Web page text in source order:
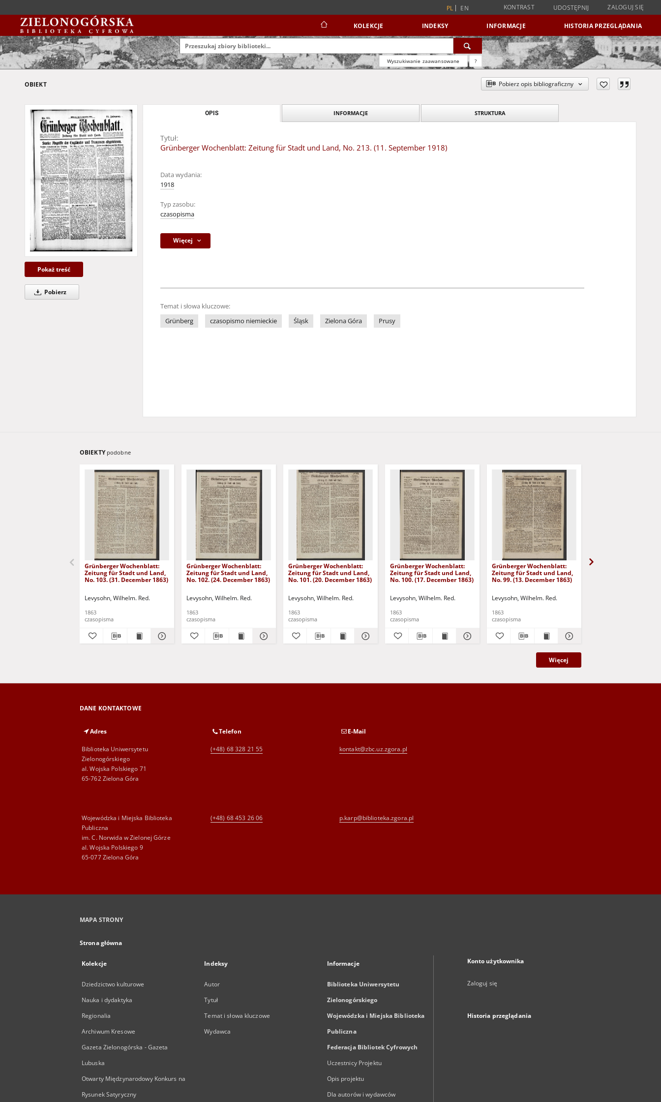
PL EN KONTRAST UDOSTĘPNIJ ZALOGUJ SIĘ
KOLEKCJE INDEKSY INFORMACJE HISTORIA PRZEGLĄDANIA
Wyszukiwanie zaawansowane ?
OBIEKT Pobierz opis bibliograficzny
Pokaż treść
Pobierz
OPIS INFORMACJE STRUKTURA
Tytuł:
Grünberger Wochenblatt: Zeitung für Stadt und Land, No. 213. (11. September 1918)
Data wydania:
1918
Typ zasobu:
czasopisma
Więcej
Temat i słowa kluczowe:
Grünberg
czasopismo niemieckie Śląsk Zielona Góra Prusy
OBIEKTY podobne
Grünberger Wochenblatt:
Zeitung für Stadt und Land,
No. 103. (31. December 1863)
Levysohn, Wilhelm. Red.
1863
czasopisma
Grünberger Wochenblatt:
Zeitung für Stadt und Land,
No. 102. (24. December 1863)
Levysohn, Wilhelm. Red.
1863
czasopisma
Grünberger Wochenblatt:
Zeitung für Stadt und Land,
No. 101. (20. December 1863)
Levysohn, Wilhelm. Red.
1863
czasopisma
Grünberger Wochenblatt:
Zeitung für Stadt und Land,
No. 100. (17. December 1863)
Levysohn, Wilhelm. Red.
1863
czasopisma
Grünberger Wochenblatt:
Zeitung für Stadt und Land,
No. 99. (13. December 1863)
Levysohn, Wilhelm. Red.
1863
czasopisma
Więcej
DANE KONTAKTOWE
Adres
Biblioteka Uniwersytetu
Zielonogórskiego
al. Wojska Polskiego 71
65-762 Zielona Góra
Telefon
(+48) 68 328 21 55
E-Mail
kontakt@zbc.uz.zgora.pl
Wojewódzka i Miejska Biblioteka
Publiczna
im. C. Norwida w Zielonej Górze
al. Wojska Polskiego 9
65-077 Zielona Góra
(+48) 68 453 26 06 p.karp@biblioteka.zgora.pl
MAPA STRONY
Strona główna
Kolekcje
Dziedzictwo kulturowe
Nauka i dydaktyka
Regionalia
Archiwum Kresowe
Gazeta Zielonogórska - Gazeta
Lubuska
Otwarty Międzynarodowy Konkurs na
Rysunek Satyryczny
Indeksy
Autor
Tytuł
Temat i słowa kluczowe
Wydawca
Informacje
Biblioteka Uniwersytetu
Zielonogórskiego
Wojewódzka i Miejska Biblioteka
Publiczna
Federacja Bibliotek Cyfrowych
Uczestnicy Projektu
Opis projektu
Dla autorów i wydawców
Konto użytkownika
Zaloguj się
Historia przeglądania